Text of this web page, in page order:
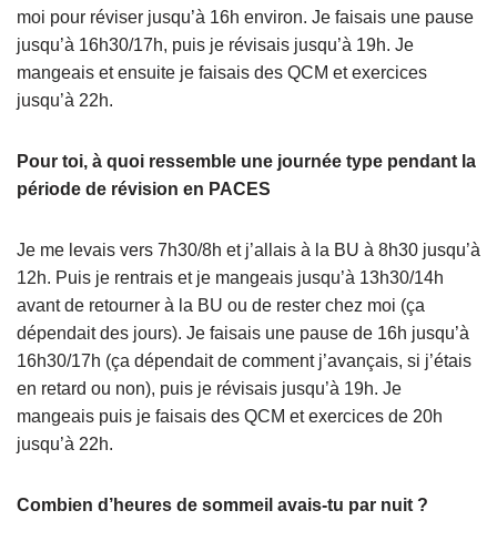
moi pour réviser jusqu’à 16h environ. Je faisais une pause
jusqu’à 16h30/17h, puis je révisais jusqu’à 19h. Je
mangeais et ensuite je faisais des QCM et exercices
jusqu’à 22h.
Pour toi, à quoi ressemble une journée type pendant la
période de révision en PACES
Je me levais vers 7h30/8h et j’allais à la BU à 8h30 jusqu’à
12h. Puis je rentrais et je mangeais jusqu’à 13h30/14h
avant de retourner à la BU ou de rester chez moi (ça
dépendait des jours). Je faisais une pause de 16h jusqu’à
16h30/17h (ça dépendait de comment j’avançais, si j’étais
en retard ou non), puis je révisais jusqu’à 19h. Je
mangeais puis je faisais des QCM et exercices de 20h
jusqu’à 22h.
Combien d’heures de sommeil avais-tu par nuit ?